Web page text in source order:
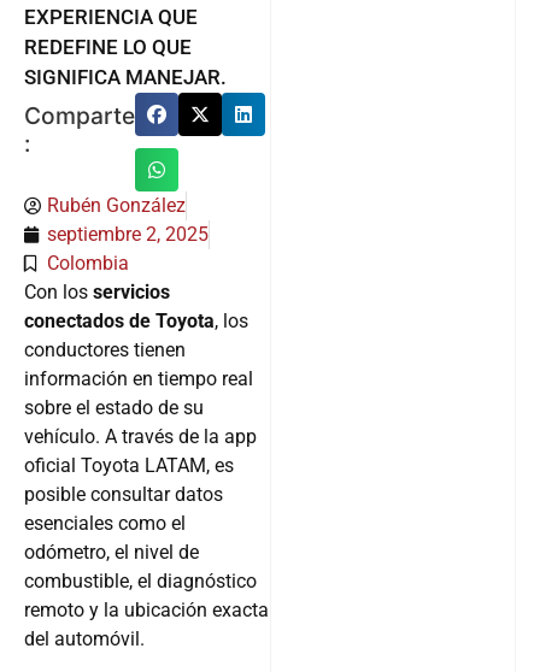
EXPERIENCIA QUE
REDEFINE LO QUE
SIGNIFICA MANEJAR.
Comparte
:
Rubén González
septiembre 2, 2025
Colombia
Con los servicios
conectados de Toyota, los
conductores tienen
información en tiempo real
sobre el estado de su
vehículo. A través de la app
oficial Toyota LATAM, es
posible consultar datos
esenciales como el
odómetro, el nivel de
combustible, el diagnóstico
remoto y la ubicación exacta
del automóvil.